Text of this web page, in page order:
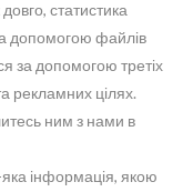
статистика
допомогою файлів
за допомогою третіх
рекламних цілях.
ним з нами в
інформація, якою